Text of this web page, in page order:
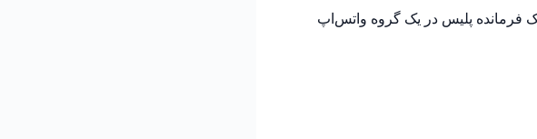
علیه یک فرمانده پلیس در یک گروه واتس‌اپ